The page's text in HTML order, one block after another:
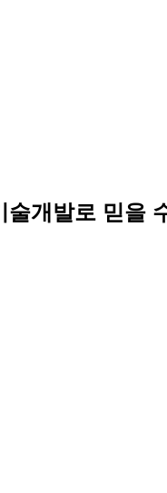
술개발로 믿을